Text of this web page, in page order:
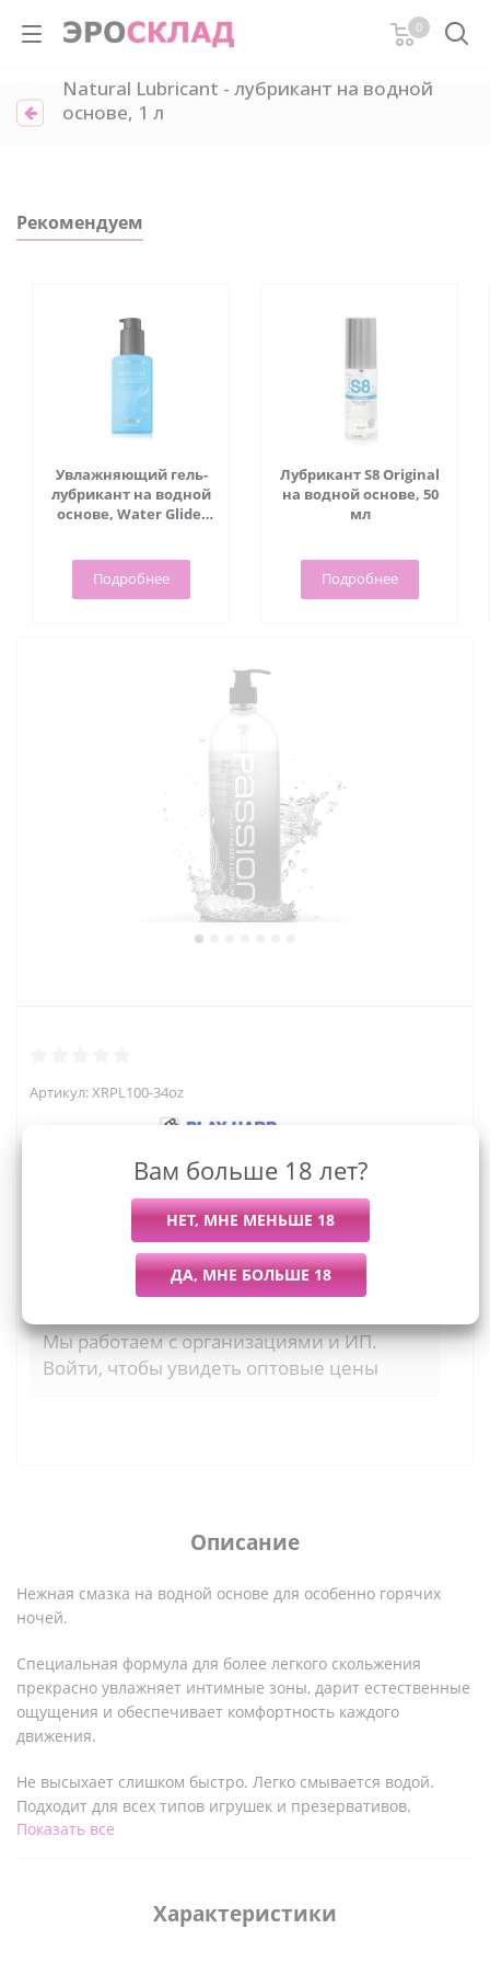
0
Natural Lubricant - лубрикант на водной
основе, 1 л
Рекомендуем
Увлажняющий гель-
лубрикант на водной
основе, Water Glide,
Подробнее
Лубрикант S8 Original
на водной основе, 50
мл
Подробнее
Артикул:XRPL100-34oz
Последний раз купили
Более 7 дней назад
Всего купили
16 штук
Мы работаем с организациями и ИП.
Войти, чтобы увидеть оптовые цены
Описание
Нежная смазка на водной основе для особенно горячих
ночей.
Специальная формула для более легкого скольжения
прекрасно увлажняет интимные зоны, дарит естественные
ощущения и обеспечивает комфортность каждого
движения.
Не высыхает слишком быстро. Легко смывается водой.
Подходит для всех типов игрушек и презервативов.
Показать все
Характеристики
Вам больше 18 лет?